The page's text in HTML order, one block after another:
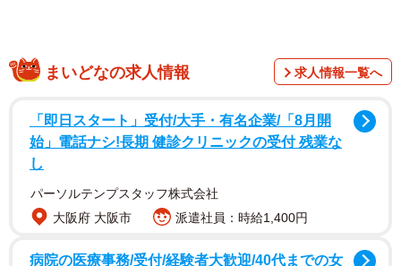
まいどなの求人情報 求人情報一覧へ
「即日スタート」受付/大手・有名企業/「8月開
始」電話ナシ!長期 健診クリニックの受付 残業な
し
パーソルテンプスタッフ株式会社
大阪府 大阪市
派遣社員：時給1,400円
病院の医療事務/受付/経験者大歓迎/40代までの女